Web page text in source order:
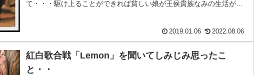
て・・・駆け上ることができれば貧しい娘が王侯貴族なみの生活が可
2019.01.06 2022.08.06
紅白歌合戦「Lemon」を聞いてしみじみ思ったこ
と・・